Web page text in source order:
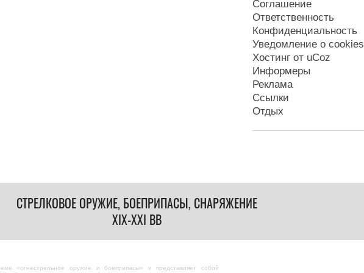
Соглашение
Ответственность
Конфиденциальность
Уведомление о cookies
Хостинг от uCoz
Информеры
Реклама
Ссылки
Отдых
СТРЕЛКОВОЕ ОРУЖИЕ, БОЕПРИПАСЫ, СНАРЯЖЕНИЕ
XIX-XXI ВВ
«огнестрельное оружие и боеприпасы» и представляет собой